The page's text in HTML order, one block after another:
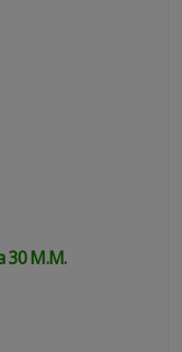
30 M.m.